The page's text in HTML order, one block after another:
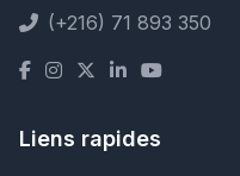
(+216) 71 893 350
Liens rapides